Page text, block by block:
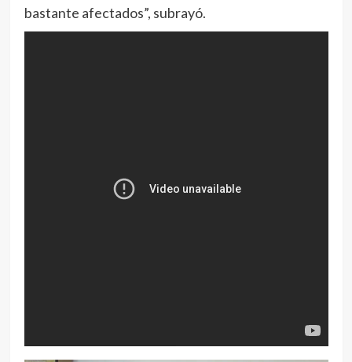
bastante afectados”, subrayó.